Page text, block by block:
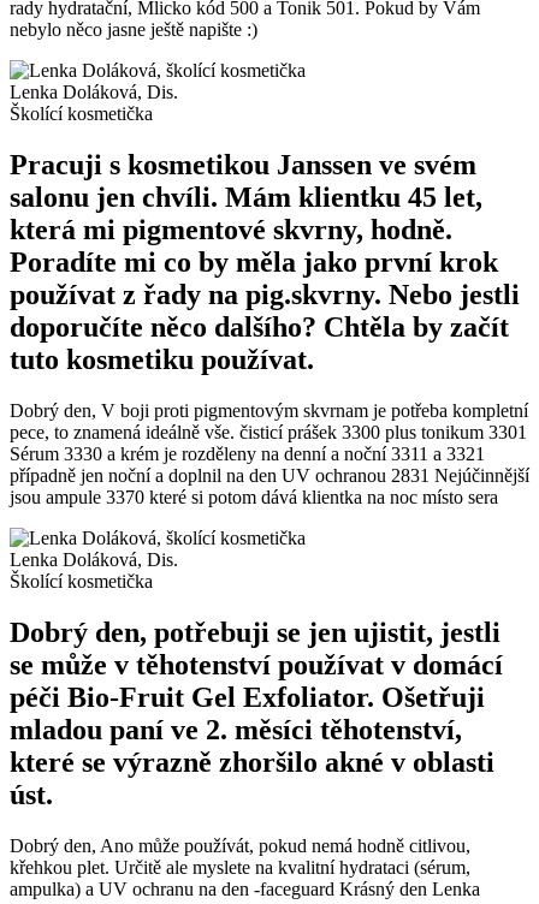
rady hydratační, Mlicko kód 500 a Tonik 501. Pokud by Vám
nebylo něco jasne ještě napište :)
Lenka Doláková, Dis.
Školící kosmetička
Pracuji s kosmetikou Janssen ve svém
salonu jen chvíli. Mám klientku 45 let,
která mi pigmentové skvrny, hodně.
Poradíte mi co by měla jako první krok
používat z řady na pig.skvrny. Nebo jestli
doporučíte něco dalšího? Chtěla by začít
tuto kosmetiku používat.
Dobrý den, V boji proti pigmentovým skvrnam je potřeba kompletní
pece, to znamená ideálně vše. čisticí prášek 3300 plus tonikum 3301
Sérum 3330 a krém je rozděleny na denní a noční 3311 a 3321
případně jen noční a doplnil na den UV ochranou 2831 Nejúčinnější
jsou ampule 3370 které si potom dává klientka na noc místo sera
Lenka Doláková, Dis.
Školící kosmetička
Dobrý den, potřebuji se jen ujistit, jestli
se může v těhotenství používat v domácí
péči Bio-Fruit Gel Exfoliator. Ošetřuji
mladou paní ve 2. měsíci těhotenství,
které se výrazně zhoršilo akné v oblasti
úst.
Dobrý den, Ano může používát, pokud nemá hodně citlivou,
křehkou plet. Určitě ale myslete na kvalitní hydrataci (sérum,
ampulka) a UV ochranu na den -faceguard Krásný den Lenka